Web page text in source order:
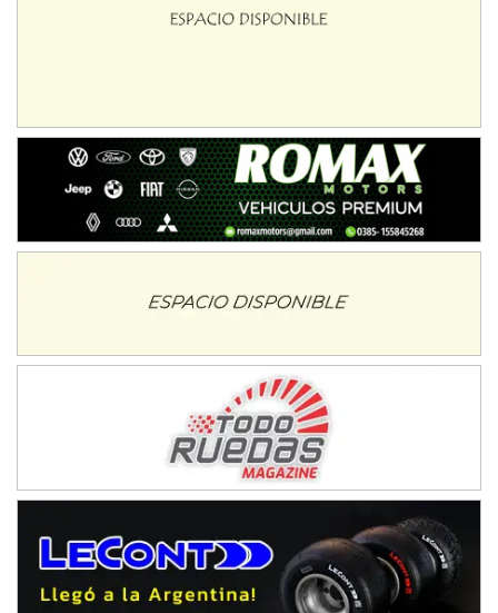
Ciudad de Avellaneda (Asfalto)
Rufino (Santa Fe)
TUCUMANO - F5
Juan Navarro (Asfalto)
El Timbó (Tucumán)